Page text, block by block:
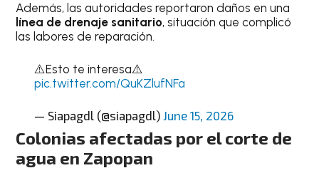
Además, las autoridades reportaron daños en una
línea de drenaje sanitario, situación que complicó
las labores de reparación.
⚠️Esto te interesa⚠️
pic.twitter.com/QuKZlufNFa
— Siapagdl (@siapagdl) June 15, 2026
Colonias afectadas por el corte de
agua en Zapopan